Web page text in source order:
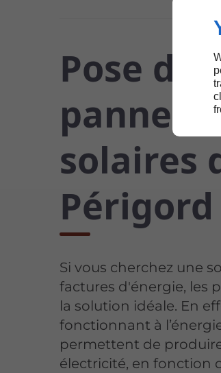
Pose de
solaires
Si vous cherchez une
factures d'énergie, les
la solution idéale. En
fonctionnant à
permettent de
électricité, en fonction